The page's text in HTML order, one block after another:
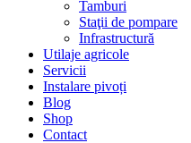
Tamburi
Staţii de pompare
Infrastructură
Utilaje agricole
Servicii
Instalare pivoți
Blog
Shop
Contact